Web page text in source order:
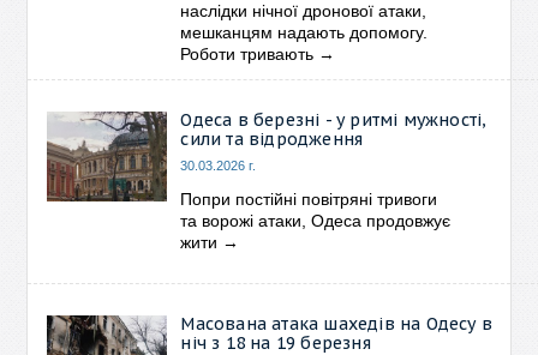
наслідки нічної дронової атаки,
мешканцям надають допомогу.
Роботи тривають →
Одеса в березні - у ритмі мужності,
сили та відродження
30.03.2026 г.
Попри постійні повітряні тривоги
та ворожі атаки, Одеса продовжує
жити →
Масована атака шахедів на Одесу в
ніч з 18 на 19 березня